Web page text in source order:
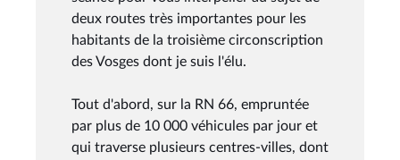
deux routes très importantes pour les
habitants de la troisième circonscription
des Vosges dont je suis l'élu.
Tout d'abord, sur la RN 66, empruntée
par plus de 10 000 véhicules par jour et
qui traverse plusieurs centres-villes, dont